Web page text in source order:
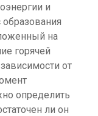
и
на
горячей
от
определить
ли он